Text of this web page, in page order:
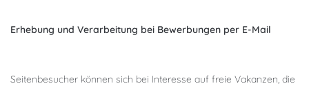
Erhebung und Verarbeitung bei Bewerbungen per E-Mail
Seitenbesucher können sich bei Interesse auf freie Vakanzen, die